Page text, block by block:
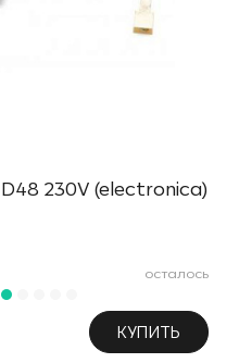
230V (electronica)
осталось
КУПИТЬ